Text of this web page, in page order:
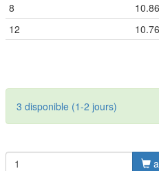
8 10.86
12 10.76
3 disponible (1-2 jours)